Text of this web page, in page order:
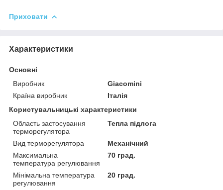
Приховати
Характеристики
Основні
Виробник
Giacomini
Країна виробник
Італія
Користувальницькі характеристики
Область застосування
терморегулятора
Тепла підлога
Вид терморегулятора
Механічний
Максимальна
температура регулювання
70 град.
Мінімальна температура
регулювання
20 град.